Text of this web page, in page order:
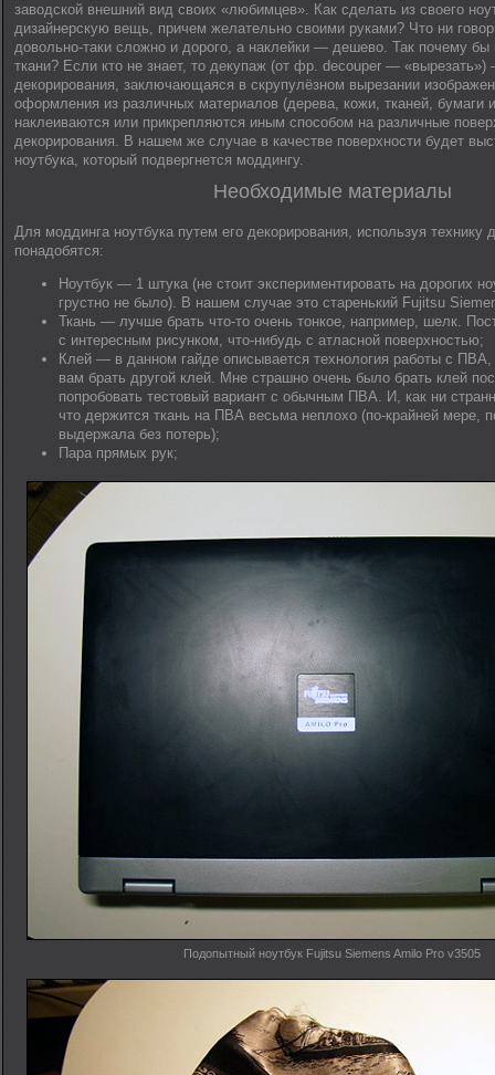
заводской внешний вид своих «любимцев». Как сделать из своего
дизайнерскую вещь, причем желательно своими руками? Что ни
довольно-таки сложно и дорого, а наклейки — дешево. Так почему бы
ткани? Если кто не знает, то декупаж (от фр. decouper — «вырезать»)
декорирования, заключающаяся в скрупулёзном вырезании
оформления из различных материалов (дерева, кожи, тканей, бумаги
наклеиваются или прикрепляются иным способом на различные
декорирования. В нашем же случае в качестве поверхности будет
ноутбука, который подвергнется моддингу.
Необходимые материалы
Для моддинга ноутбука путем его декорирования, используя технику
понадобятся:
Ноутбук — 1 штука (не стоит экспериментировать на дорогих
грустно не было). В нашем случае это старенький Fujitsu
Ткань — лучше брать что-то очень тонкое, например, шелк.
с интересным рисунком, что-нибудь с атласной поверхностью;
Клей — в данном гайде описывается технология работы с
вам брать другой клей. Мне страшно очень было брать клей
попробовать тестовый вариант с обычным ПВА. И, как ни
что держится ткань на ПВА весьма неплохо (по-крайней мере,
выдержала без потерь);
Пара прямых рук;
Подопытный ноутбук Fujitsu Siemens Amilo Pro v3505